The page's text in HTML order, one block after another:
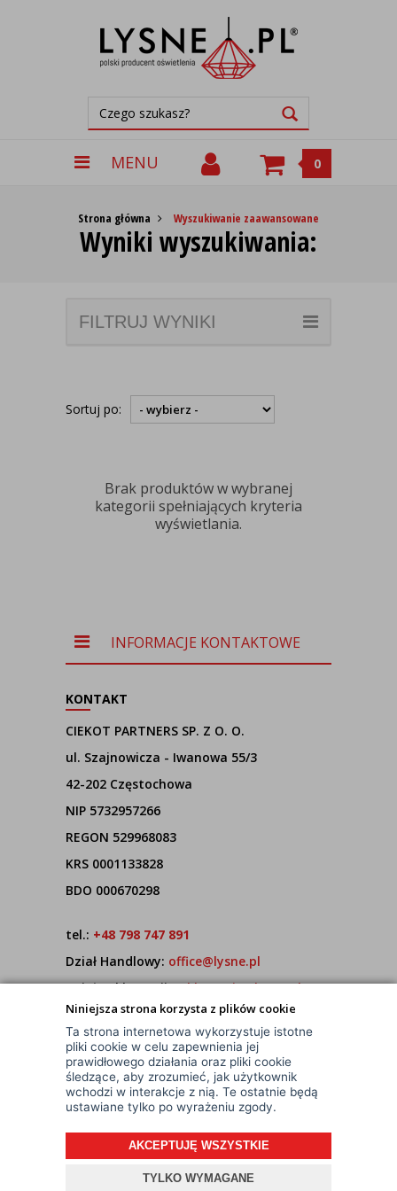
Niniejsza strona korzysta z plików cookie
Ta strona internetowa wykorzystuje istotne
pliki cookie w celu zapewnienia jej
prawidłowego działania oraz pliki cookie
śledzące, aby zrozumieć, jak użytkownik
wchodzi w interakcje z nią. Te ostatnie będą
ustawiane tylko po wyrażeniu zgody.
AKCEPTUJĘ WSZYSTKIE
TYLKO WYMAGANE
MENU 0
Strona główna Wyszukiwanie zaawansowane
Wyniki wyszukiwania:
FILTRUJ WYNIKI
Sortuj po:
Brak produktów w wybranej
kategorii spełniających kryteria
wyświetlania.
INFORMACJE KONTAKTOWE
KONTAKT
CIEKOT PARTNERS SP. Z O. O.
ul. Szajnowicza - Iwanowa 55/3
42-202 Częstochowa
NIP 5732957266
REGON 529968083
KRS 0001133828
BDO 000670298
tel.: +48 798 747 891
Dział Handlowy: office@lysne.pl
Dział Reklamacji:reklamacje@lysne.pl
Pracujemy od poniedziałku do piątku w godz.
7:00 - 15:00